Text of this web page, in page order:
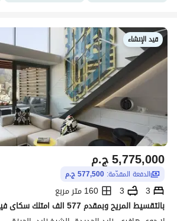
قيد الإنشاء
ج.م5,775,000
الدفعة المقدّمة: 577,500 ج.م
3
3
160 متر مربع